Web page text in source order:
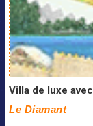
Villa de luxe
Le Diamant